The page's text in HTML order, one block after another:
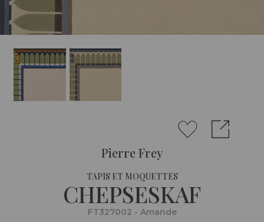
Pierre Frey
TAPIS ET MOQUETTES
CHEPSESKAF
FT327002 - Amande